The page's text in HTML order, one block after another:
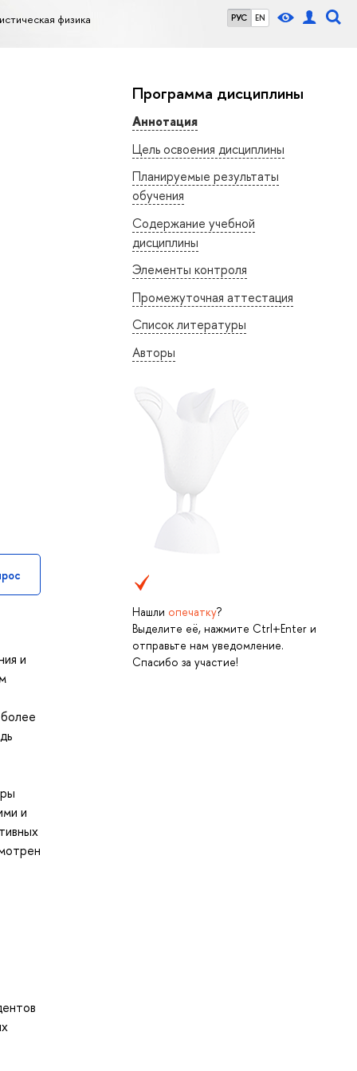
РУС EN
физика
Программа дисциплины
Аннотация
Цель освоения дисциплины
Планируемые результаты
обучения
Содержание учебной
дисциплины
Элементы контроля
Промежуточная аттестация
Список литературы
Авторы
Нашли опечатку?
Выделите её, нажмите Ctrl+Enter и
отправьте нам уведомление.
Спасибо за участие!
и
и